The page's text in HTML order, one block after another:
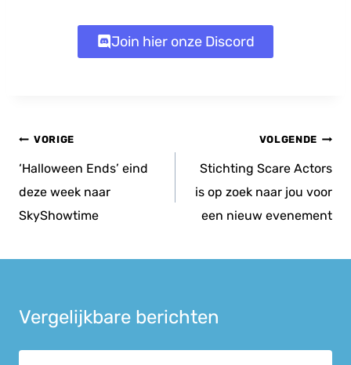
Join hier onze Discord
Bericht
navigatie
VORIGE
‘Halloween Ends’ eind
deze week naar
SkyShowtime
VOLGENDE
Stichting Scare Actors
is op zoek naar jou voor
een nieuw evenement
Vergelijkbare berichten